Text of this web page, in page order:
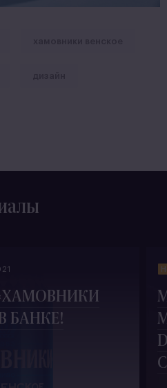
БАНКЕ!